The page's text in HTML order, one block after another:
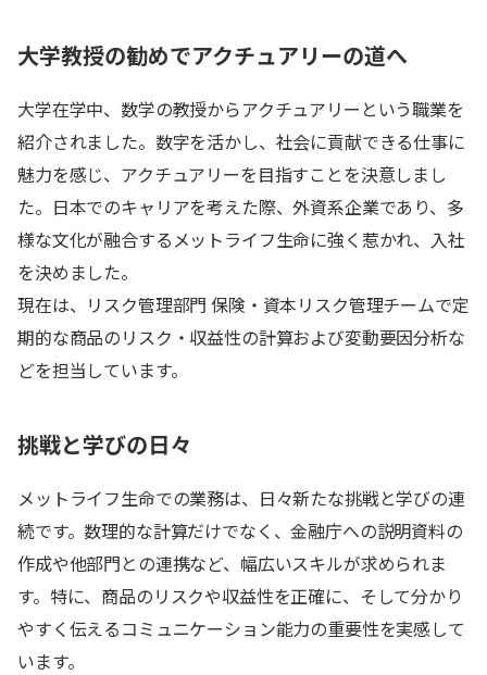
大学教授の勧めでアクチュアリーの道へ
大学在学中、数学の教授からアクチュアリーという職業を
紹介されました。数字を活かし、社会に貢献できる仕事に
魅力を感じ、アクチュアリーを目指すことを決意しまし
た。日本でのキャリアを考えた際、外資系企業であり、多
様な文化が融合するメットライフ生命に強く惹かれ、入社
を決めました。
現在は、リスク管理部門 保険・資本リスク管理チームで定
期的な商品のリスク・収益性の計算および変動要因分析な
どを担当しています。
挑戦と学びの日々
メットライフ生命での業務は、日々新たな挑戦と学びの連
続です。数理的な計算だけでなく、金融庁への説明資料の
作成や他部門との連携など、幅広いスキルが求められま
す。特に、商品のリスクや収益性を正確に、そして分かり
やすく伝えるコミュニケーション能力の重要性を実感して
います。